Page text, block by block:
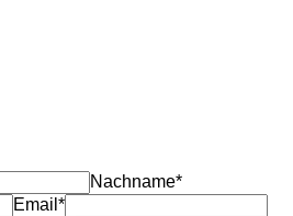
Nachname*
Email*